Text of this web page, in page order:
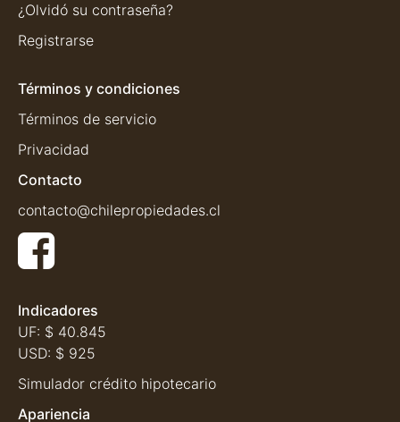
¿Olvidó su contraseña?
Registrarse
Términos y condiciones
Términos de servicio
Privacidad
Contacto
contacto@chilepropiedades.cl
Indicadores
UF: $ 40.845
USD: $ 925
Simulador crédito hipotecario
Apariencia